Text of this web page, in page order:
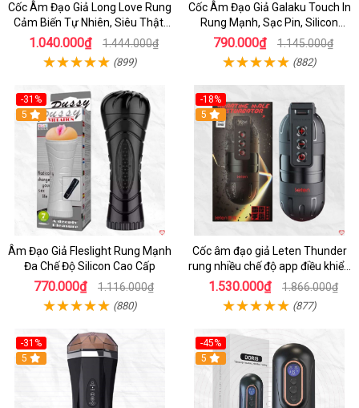
Cốc Âm Đạo Giả Long Love Rung
Cảm Biến Tự Nhiên, Siêu Thật,
Sướng
1.040.000₫ 1.444.000₫
(899)
Cốc Âm Đạo Giả Galaku Touch In
Rung Mạnh, Sạc Pin, Silicon
Mềm
790.000₫ 1.145.000₫
(882)
-31%
5
Âm Đạo Giả Fleslight Rung Mạnh
Đa Chế Độ Silicon Cao Cấp
770.000₫ 1.116.000₫
(880)
-18%
5
Cốc âm đạo giả Leten Thunder
rung nhiều chế độ app điều khiển
tiện lợi
1.530.000₫ 1.866.000₫
(877)
-31%
5
-45%
Hot
5